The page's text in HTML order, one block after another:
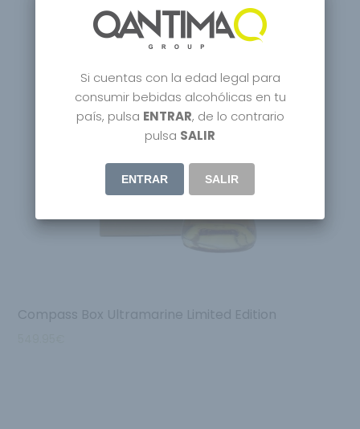
Agotado
Compass Box Ultramarine Limited Edition
Si cuentas con la edad legal para
consumir bebidas alcohólicas en tu
país, pulsa ENTRAR, de lo contrario
pulsa SALIR
ENTRAR SALIR